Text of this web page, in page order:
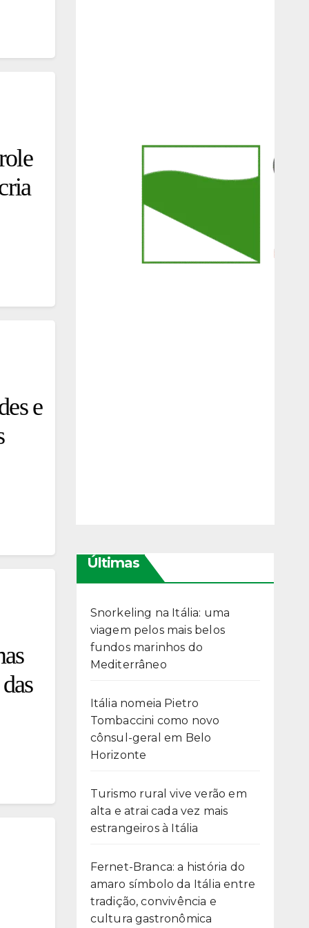
e
Últimas
Snorkeling na Itália: uma
viagem pelos mais belos
fundos marinhos do
Mediterrâneo
Itália nomeia Pietro
Tombaccini como novo
cônsul-geral em Belo
Horizonte
Turismo rural vive verão em
alta e atrai cada vez mais
estrangeiros à Itália
Fernet-Branca: a história do
amaro símbolo da Itália entre
tradição, convivência e
cultura gastronômica